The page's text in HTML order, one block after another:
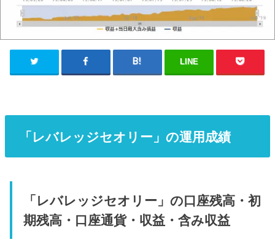
LINE
「レバレッジセオリー」の運用成績
「レバレッジセオリー」の口座残高・初
期残高・口座通貨・収益・含み収益